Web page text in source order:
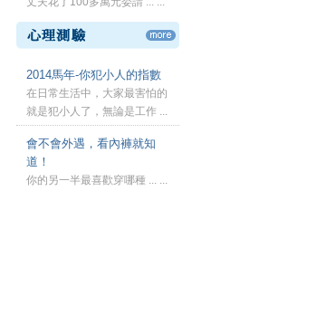
2014馬年-你犯小人的指數
在日常生活中，大家最害怕的
就是犯小人了，無論是工作 ...
...
會不會外遇，看內褲就知
道！
你的另一半最喜歡穿哪種 ... ...